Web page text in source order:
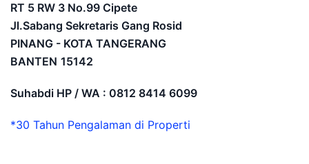
RT 5 RW 3 No.99 Cipete
Jl.Sabang Sekretaris Gang Rosid
PINANG - KOTA TANGERANG
BANTEN 15142
Suhabdi HP / WA : 0812 8414 6099
*30 Tahun Pengalaman di Properti